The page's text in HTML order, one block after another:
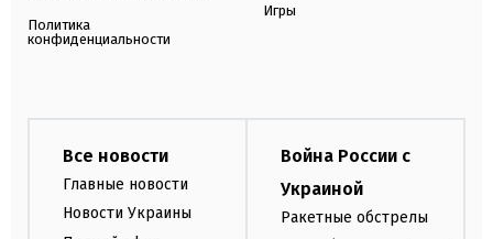
Политика
конфиденциальности
Игры
Все новости
Главные новости
Новости Украины
Война России с
Украиной
Ракетные обстрелы